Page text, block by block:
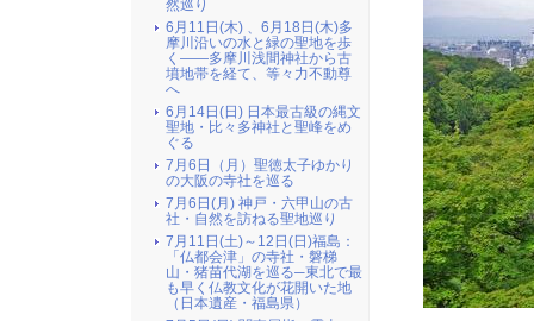
然巡り
6月11日(木) 、6月18日(木)多
摩川沿いの水と緑の聖地を歩
く――多摩川浅間神社から古
墳地帯を経て、等々力不動尊
へ
6月14日(日) 日本最古級の縄文
聖地・比々多神社と聖峰をめ
ぐる
7月6日（月）聖徳太子ゆかり
の大阪の寺社を巡る
7月6日(月) 神戸・六甲山の古
社・自然を訪ねる聖地巡り
7月11日(土)～12日(日)福島：
「仏都会津」の寺社・磐梯
山・猪苗代湖を巡る─東北で最
も早く仏教文化が花開いた地
（日本遺産・福島県）